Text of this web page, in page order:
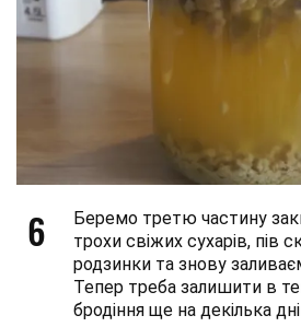
6
Беремо третю частину
трохи свіжих сухарів, пів
родзинки та знову
Тепер треба залишити в
бродіння ще на декілька